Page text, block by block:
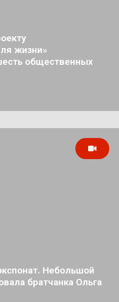
жизни»
общественных
Небольшой
братчанка Ольга